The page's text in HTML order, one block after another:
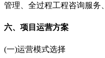
管理、全过程工程咨询服务
六、项目运营方案
(一)运营模式选择